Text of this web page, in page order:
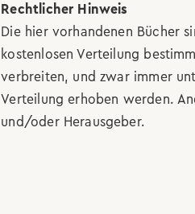
Rechtlicher Hinweis
Die hier vorhandenen Bücher
kostenlosen Verteilung
verbreiten, und zwar immer
Verteilung erhoben werden.
und/oder Herausgeber.